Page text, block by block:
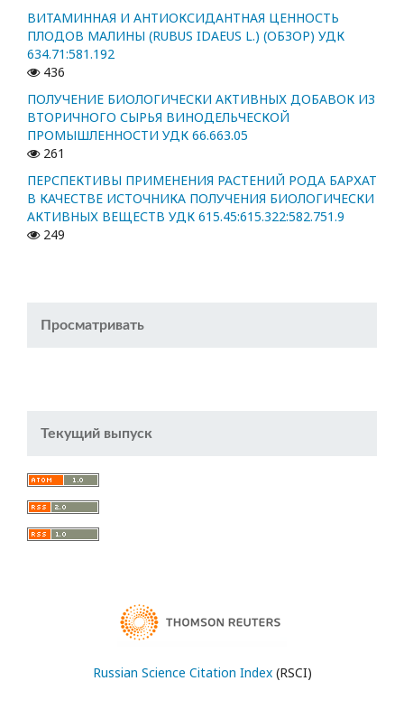
ВИТАМИННАЯ И АНТИОКСИДАНТНАЯ ЦЕННОСТЬ
ПЛОДОВ МАЛИНЫ (RUBUS IDAEUS L.) (ОБЗОР) УДК
634.71:581.192
436
ПОЛУЧЕНИЕ БИОЛОГИЧЕСКИ АКТИВНЫХ ДОБАВОК ИЗ
ВТОРИЧНОГО СЫРЬЯ ВИНОДЕЛЬЧЕСКОЙ
ПРОМЫШЛЕННОСТИ УДК 66.663.05
261
ПЕРСПЕКТИВЫ ПРИМЕНЕНИЯ РАСТЕНИЙ РОДА БАРХАТ
В КАЧЕСТВЕ ИСТОЧНИКА ПОЛУЧЕНИЯ БИОЛОГИЧЕСКИ
АКТИВНЫХ ВЕЩЕСТВ УДК 615.45:615.322:582.751.9
249
Просматривать
Текущий выпуск
Russian Science Citation Index(RSCI)